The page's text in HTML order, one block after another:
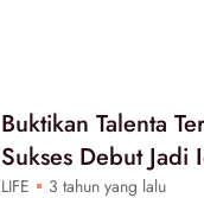
Buktikan Talenta
Sukses Debut
LIFE 3 tahun yang lalu